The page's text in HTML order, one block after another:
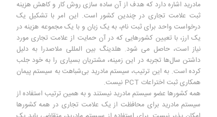
مادرید اشاره دارد که هدف از آن ساده سازی روش کار و کاهش هزینه
ثبت علامت تجاری در چندین کشور است. این امر با تشکیل یک
درخواست واحد برای ثبت نام، به یک زبان و با یک مجموعه هزینه در
یک ارز، با تعیین کشورهایی که در آن حمایت از علامت تجاری مورد
نیاز است، حاصل می شود. هلدینگ بین المللی ملاصدرا به دلیل
داشتن سال‌ها تجربه در این زمینه، مشتریان بسیاری را به خود جلب
کرده است. به این ترتیب، سیستم مادرید بی‌شباهت به سیستم پیمان
همکاری ثبت اختراعات PCT نیست.
همه کشورها عضو سیستم مادرید نیستند و به همین ترتیب استفاده از
سیستم مادرید برای محافظت از یک علامت تجاری در همه کشورها